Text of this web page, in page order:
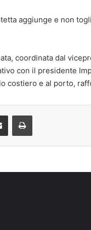
aggiunge e non
coordinata dal
con il presidente
costiero e al porto,